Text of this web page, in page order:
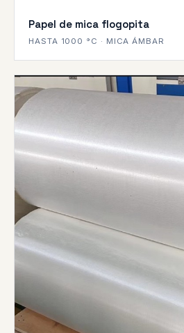
Papel de mica flogopita
HASTA 1000 °C · MICA ÁMBAR